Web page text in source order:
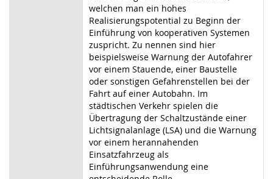
welchen man ein hohes
Realisierungspotential zu Beginn der
Einführung von kooperativen Systemen
zuspricht. Zu nennen sind hier
beispielsweise Warnung der Autofahrer
vor einem Stauende, einer Baustelle
oder sonstigen Gefahrenstellen bei der
Fahrt auf einer Autobahn. Im
städtischen Verkehr spielen die
Übertragung der Schaltzustände einer
Lichtsignalanlage (LSA) und die Warnung
vor einem herannahenden
Einsatzfahrzeug als
Einführungsanwendung eine